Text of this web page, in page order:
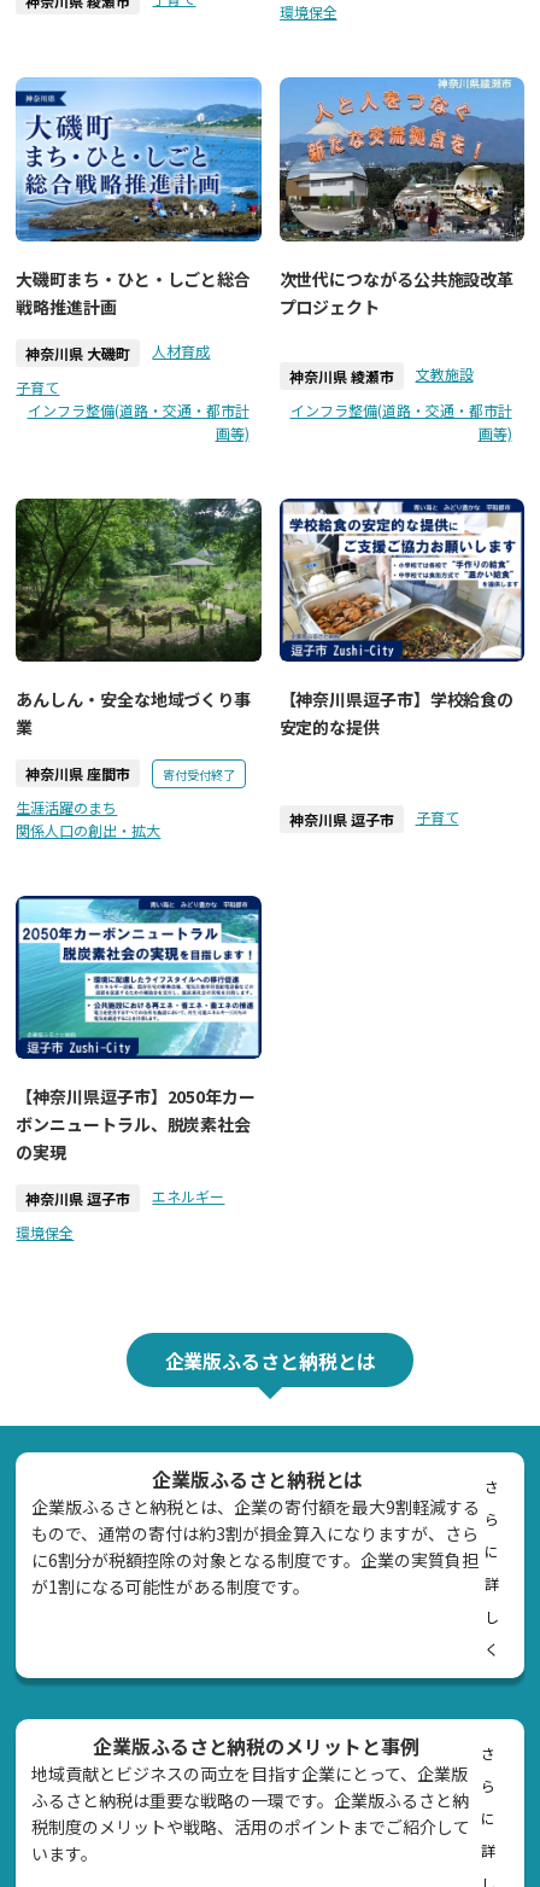
環境保全
大磯町まち・ひと・しごと総合
戦略推進計画
神奈川県 大磯町
人材育成
子育て
インフラ整備(道路・交通・都市計
画等)
次世代につながる公共施設改革
プロジェクト
神奈川県 綾瀬市
文教施設
インフラ整備(道路・交通・都市計
画等)
あんしん・安全な地域づくり事
業
神奈川県 座間市 寄付受付終了
生涯活躍のまち
関係人口の創出・拡大
【神奈川県逗子市】学校給食の
安定的な提供
神奈川県 逗子市 子育て
【神奈川県逗子市】2050年カー
ボンニュートラル、脱炭素社会
の実現
神奈川県 逗子市
エネルギー
環境保全
企業版ふるさと納税とは
企業版ふるさと納税とは
企業版ふるさと納税とは、企業の寄付額を最大9割軽減する
もので、通常の寄付は約3割が損金算入になりますが、さら
に6割分が税額控除の対象となる制度です。企業の実質負担
が1割になる可能性がある制度です。
さ
ら
に
詳
し
く
企業版ふるさと納税のメリットと事例
地域貢献とビジネスの両立を目指す企業にとって、企業版
ふるさと納税は重要な戦略の一環です。企業版ふるさと納
税制度のメリットや戦略、活用のポイントまでご紹介して
います。
さ
ら
に
詳
し